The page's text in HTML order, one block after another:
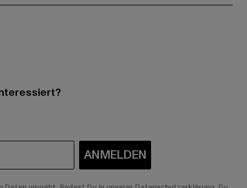
ANMELDEN